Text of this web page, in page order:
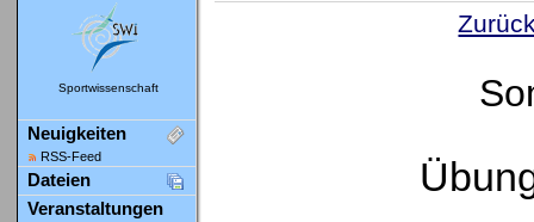
Sportwissenschaft
Neuigkeiten
RSS-Feed
Dateien
Veranstaltungen